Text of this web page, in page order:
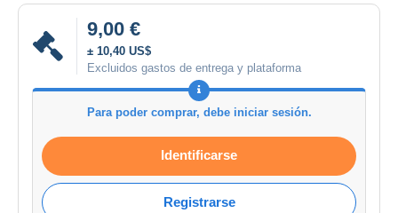
9,00 €
± 10,40 US$
Excluidos gastos de entrega y plataforma
Para poder comprar, debe iniciar sesión.
Identificarse
Registrarse